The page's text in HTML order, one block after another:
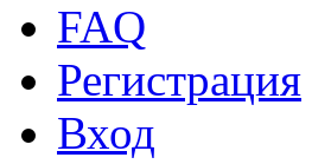
FAQ
Регистрация
Вход